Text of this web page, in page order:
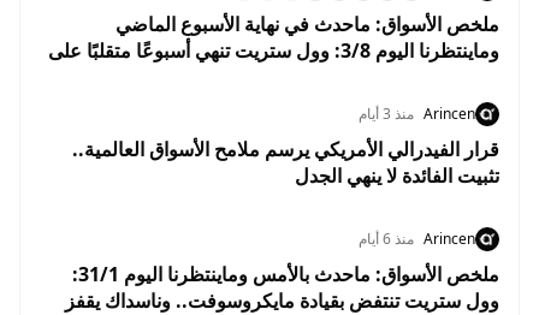
ملخص الأسواق: ماحدث في نهاية الأسبوع الماضي
وماينتظرنا اليوم 3/8: وول ستريت تنهي أسبوعًا متقلبًا على
Arincen منذ 3 أيام
قرار الفيدرالي الأمريكي يرسم ملامح الأسواق العالمية..
تثبيت الفائدة لا ينهي الجدل
Arincen منذ 6 أيام
ملخص الأسواق: ماحدث بالأمس وماينتظرنا اليوم 31/1:
وول ستريت تنتفض بقيادة مايكروسوفت.. وناسداك يقفز